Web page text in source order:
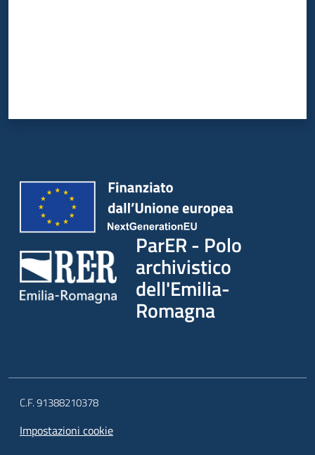
ParER - Polo
archivistico
dell'Emilia-
Romagna
C.F. 91388210378
Impostazioni cookie